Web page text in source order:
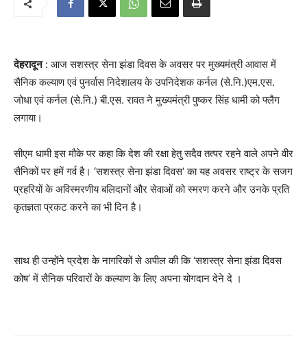
देहरादून: आज सशस्त्र सेना झंडा दिवस के अवसर पर मुख्यमंत्री आवास में
सैनिक कल्याण एवं पुनर्वास निदेशालय के उपनिदेशक कर्नल (से.नि.)एम.एस.
जोधा एवं कर्नल (से.नि.) बी.एस. रावत ने मुख्यमंत्री पुष्कर सिंह धामी को फ्लैग
लगाया।
सीएम धामी इस मौके पर कहा कि देश की रक्षा हेतु सदैव तत्पर रहने वाले अपने वीर
सैनिकों पर हमें गर्व है। ‘सशस्त्र सेना झंडा दिवस‘ का यह अवसर राष्ट्र के सजग
प्रहरियों के अविस्मरणीय बलिदानों और सेवाओं को स्मरण करने और उनके प्रति
कृतज्ञता प्रकट करने का भी दिन है।
साथ ही उन्होंने प्रदेश के नागरिकों से अपील की कि ‘सशस्त्र सेना झंडा दिवस
कोष’ में सैनिक परिवारों के कल्याण के लिए अपना योगदान देने दे ।